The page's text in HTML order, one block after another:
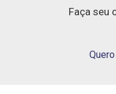
Faça seu